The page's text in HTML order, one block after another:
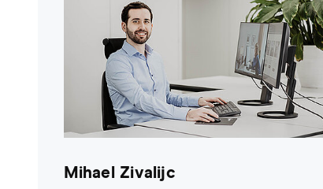
Mihael Zivalijc